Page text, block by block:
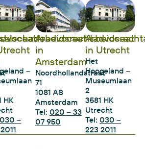
–
HK
030 –
Arbeidsrechtadvocaat
in
Amsterdam
Noordhollandstraat
71
1081 AS
Amsterdam
Tel: 020 – 33
07 950
in Utrecht
Het
Hoogeland –
Museumlaan
2
3581 HK
Utrecht
Tel: 030 –
223 2011